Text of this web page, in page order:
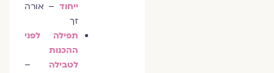
ייחוד– אורה
זך
תפילה לפני
ההכנות
לטבילה–